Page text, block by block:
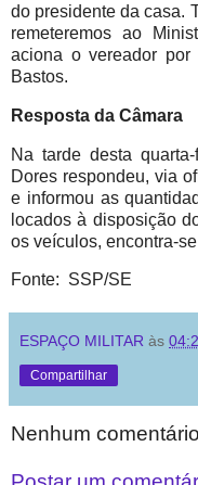
do presidente da casa.
remeteremos ao
aciona o vereador por
Bastos.
Resposta da Câmara
Na tarde desta
Dores respondeu, via
e informou as
locados à disposição
os veículos, encontra-
Fonte: SSP/SE
ESPAÇO MILITAR às
Compartilhar
Nenhum